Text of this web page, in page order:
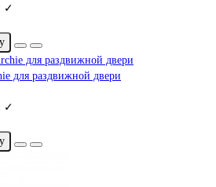
✓
для раздвижной двери
✓